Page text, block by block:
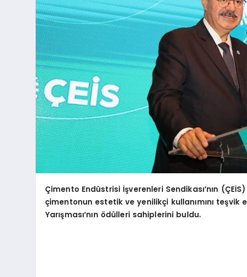
Çimento Endüstrisi İşverenleri Sendikası’nın
çimentonun estetik ve yenilikçi kullanımını teşvik
Yarışması’nın ödülleri sahiplerini buldu.